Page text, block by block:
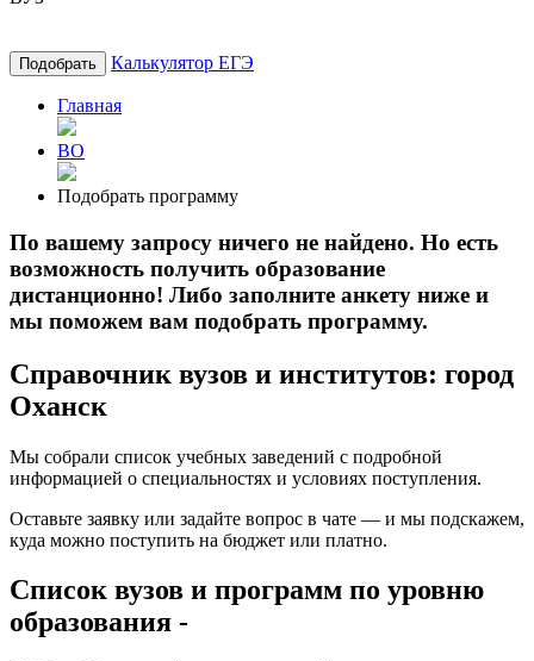
Подобрать Калькулятор ЕГЭ
Главная
ВО
Подобрать программу
По вашему запросу ничего не найдено. Но есть
возможность получить образование
дистанционно! Либо заполните анкету ниже и
мы поможем вам подобрать программу.
Справочник вузов и институтов: город
Оханск
Мы собрали список учебных заведений с подробной
информацией о специальностях и условиях поступления.
Оставьте заявку или задайте вопрос в чате — и мы подскажем,
куда можно поступить на бюджет или платно.
Список вузов и программ по уровню
образования -